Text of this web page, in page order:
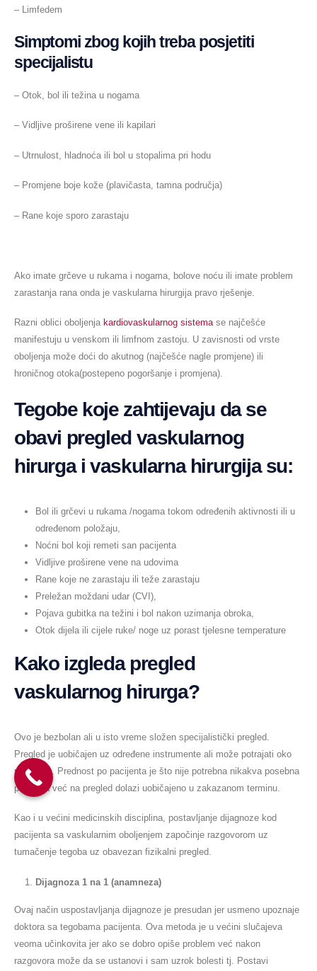
– Limfedem
Simptomi zbog kojih treba posjetiti
specijalistu
– Otok, bol ili težina u nogama
– Vidljive proširene vene ili kapilari
– Utrnulost, hladnoća ili bol u stopalima pri hodu
– Promjene boje kože (plavičasta, tamna područja)
– Rane koje sporo zarastaju
Ako imate grčeve u rukama i nogama, bolove noću ili imate problem
zarastanja rana onda je vaskularna hirurgija pravo rješenje.
Razni oblici oboljenja kardiovaskularnog sistemase najčešće
manifestuju u venskom ili limfnom zastoju. U zavisnosti od vrste
oboljenja može doći do akutnog (najčešće nagle promjene) ili
hroničnog otoka(postepeno pogoršanje i promjena).
Tegobekoje zahtijevaju da se
obavi pregled vaskularnog
hirurga i vaskularna hirurgija su:
Bol ili grčevi u rukama /nogama tokom određenih aktivnosti ili u
određenom položaju,
Noćni bol koji remeti san pacijenta
Vidljive proširene vene na udovima
Rane koje ne zarastaju ili teže zarastaju
Preležan moždani udar (CVI),
Pojava gubitka na težini i bol nakon uzimanja obroka,
Otok dijela ili cijele ruke/ noge uz porast tjelesne temperature
Kako izgleda pregled
vaskularnog hirurga?
Ovo je bezbolan ali u isto vreme složen specijalistički pregled.
Pregled je uobičajen uz određene instrumente ali može potrajati oko
pola sata. Prednost po pacijenta je što nije potrebna nikakva posebna
priprema već na pregled dolazi uobičajeno u zakazanom terminu.
Kao i u većini medicinskih disciplina, postavljanje dijagnoze kod
pacijenta sa vaskularnim oboljenjem započinje razgovorom uz
tumačenje tegoba uz obavezan fizikalni pregled.
Dijagnoza 1 na 1 (anamneza)
Ovaj način uspostavljanja dijagnoze je presudan jer usmeno upoznaje
doktora sa tegobama pacijenta. Ova metoda je u većini slučajeva
veoma učinkovita jer ako se dobro opiše problem već nakon
razgovora može da se ustanovi i sam uzrok bolesti tj. Postavi